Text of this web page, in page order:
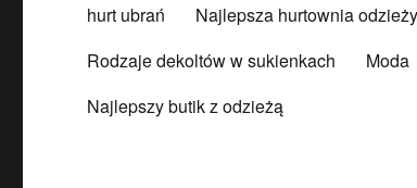
hurt ubrań Najlepsza hurtownia
Rodzaje dekoltów w sukienkach
Moda
Najlepszy butik z odzieżą